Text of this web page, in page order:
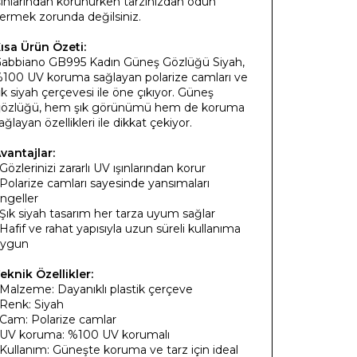
zorunda değilsiniz.
Ürün Özeti:
GB995 Kadın Güneş Gözlüğü Siyah,
UV koruma sağlayan polarize camları ve
siyah çerçevesi ile öne çıkıyor. Güneş
hem şık görünümü hem de koruma
özellikleri ile dikkat çekiyor.
Gözlerinizi zararlı UV ışınlarından korur
Polarize camları sayesinde yansımaları
Şık siyah tasarım her tarza uyum sağlar
Hafif ve rahat yapısıyla uzun süreli kullanıma
Özellikler:
Malzeme: Dayanıklı plastik çerçeve
Renk: Siyah
Cam: Polarize camlar
UV koruma: %100 UV korumalı
Kullanım: Güneşte koruma ve tarz için ideal